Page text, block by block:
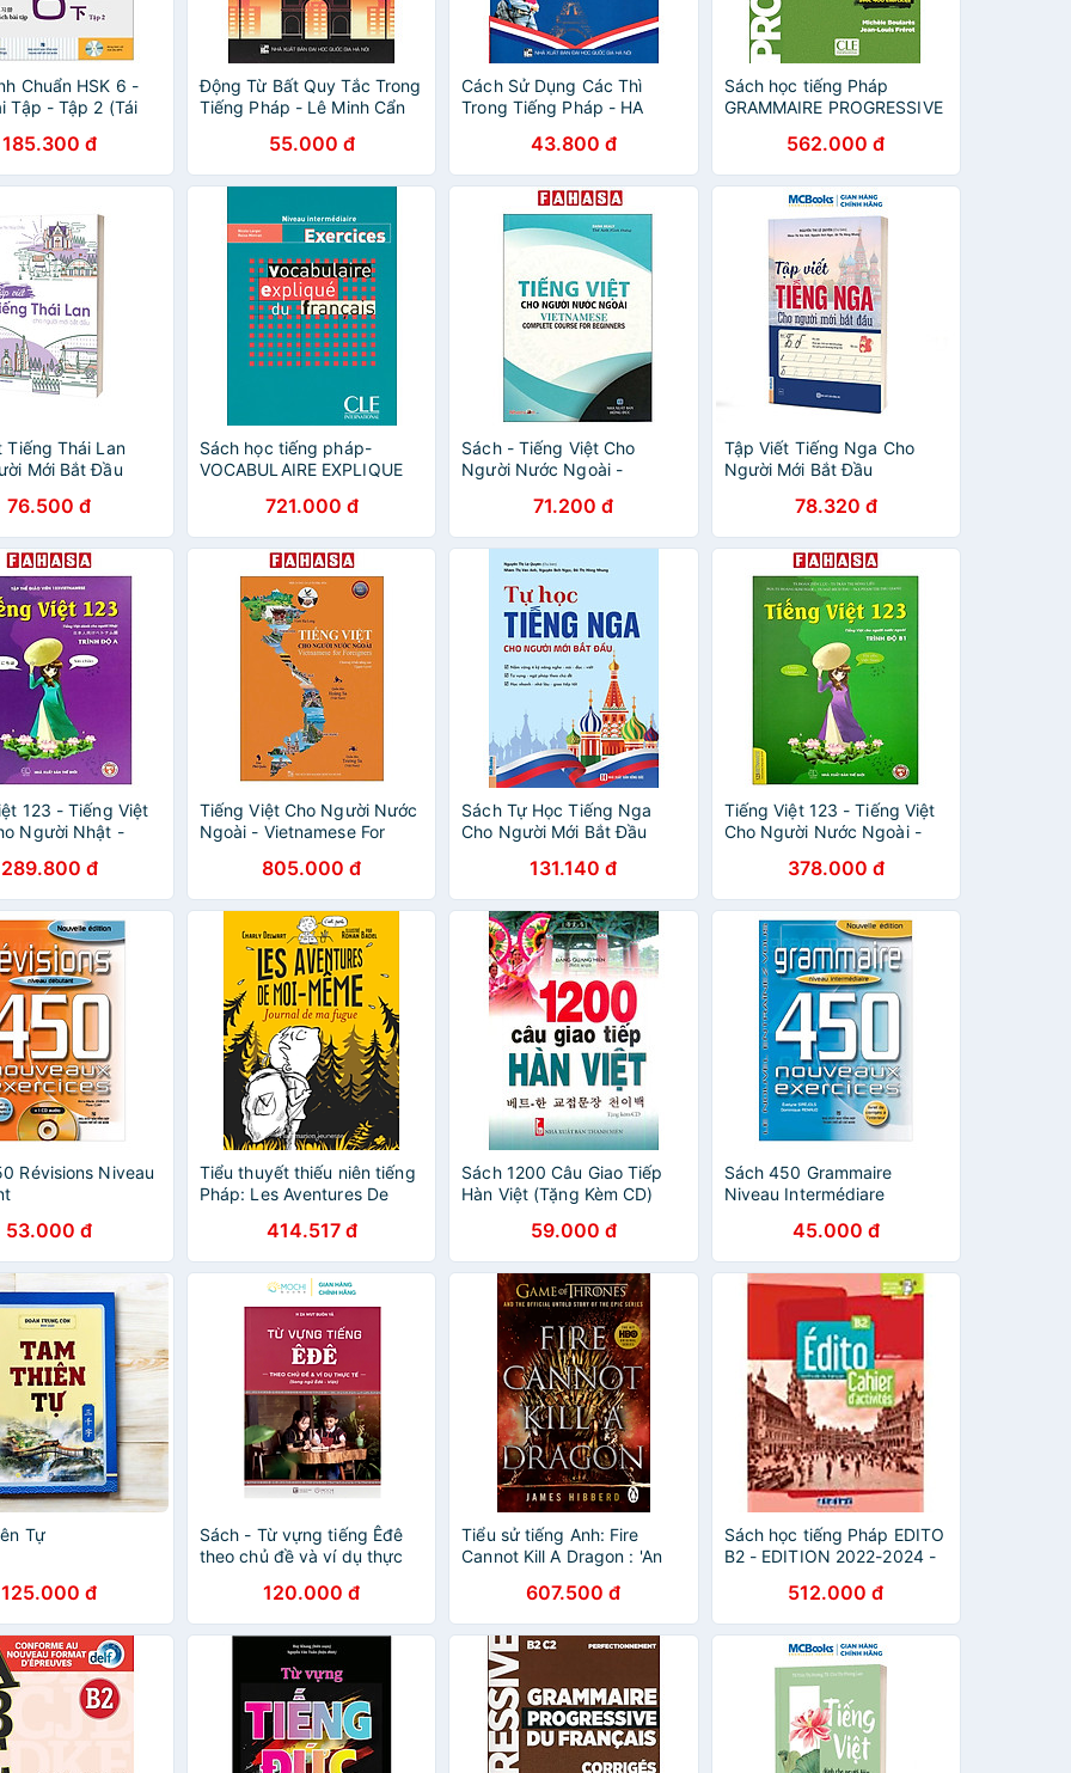
Chuẩn HSK 6 -
Tập - Tập 2 (Tái
185.300 đ
Động Từ Bất Quy Tắc Trong
Tiếng Pháp - Lê Minh Cẩn
55.000 đ
Cách Sử Dụng Các Thì
Trong Tiếng Pháp - HA
43.800 đ
Sách học tiếng Pháp
GRAMMAIRE PROGRESSIVE
AVANCE CORRIGES + APPLI
3ED
562.000 đ
Tiếng Thái Lan
Mới Bắt Đầu
76.500 đ
Sách học tiếng pháp-
VOCABULAIRE EXPLIQUE
INTERMEDIAIRE EXERCICES
721.000 đ
Sách - Tiếng Việt Cho
Người Nước Ngoài -
Course For Beginners (Tái
Bản 2025)
71.200 đ
Tập Viết Tiếng Nga Cho
Người Mới Bắt Đầu
78.320 đ
123 - Tiếng Việt
Người Nhật -
289.800 đ
Tiếng Việt Cho Người Nước
Ngoài - Vietnamese For
Nâng Cao - Upper Level
805.000 đ
Sách Tự Học Tiếng Nga
Cho Người Mới Bắt Đầu
131.140 đ
Tiếng Việt 123 - Tiếng Việt
Cho Người Nước Ngoài -
Student Book - Trình Độ B1
(Tái Bản 2024)
378.000 đ
Révisions Niveau
53.000 đ
Tiểu thuyết thiếu niên tiếng
Pháp: Les Aventures De
414.517 đ
Sách 1200 Câu Giao Tiếp
Hàn Việt (Tặng Kèm CD)
59.000 đ
Sách 450 Grammaire
Niveau Intermédiare
45.000 đ
Tự
125.000 đ
Sách - Từ vựng tiếng Êđê
theo chủ đề và ví dụ thực
120.000 đ
Tiểu sử tiếng Anh: Fire
Cannot Kill A Dragon : 'An
607.500 đ
Sách học tiếng Pháp EDITO
B2 - EDITION 2022-2024 -
512.000 đ